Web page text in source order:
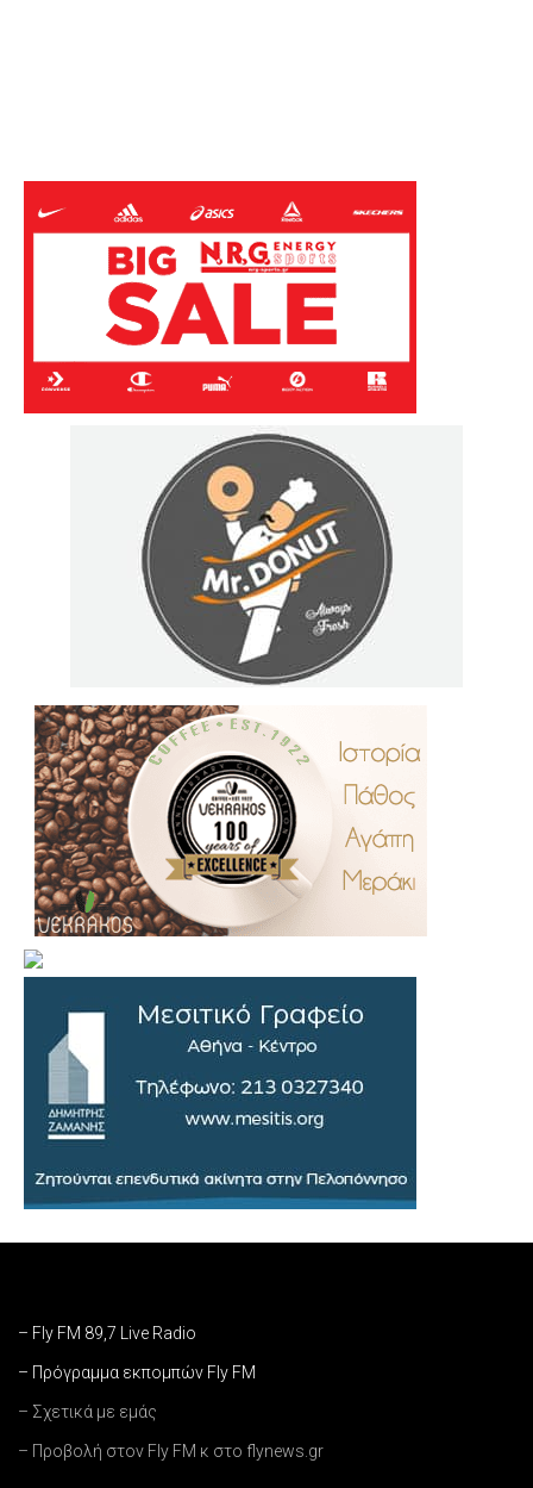
– Fly FM 89,7 Live Radio
– Πρόγραμμα εκπομπών Fly FM
– Σχετικά με εμάς
– Προβολή στον Fly FM κ στο flynews.gr